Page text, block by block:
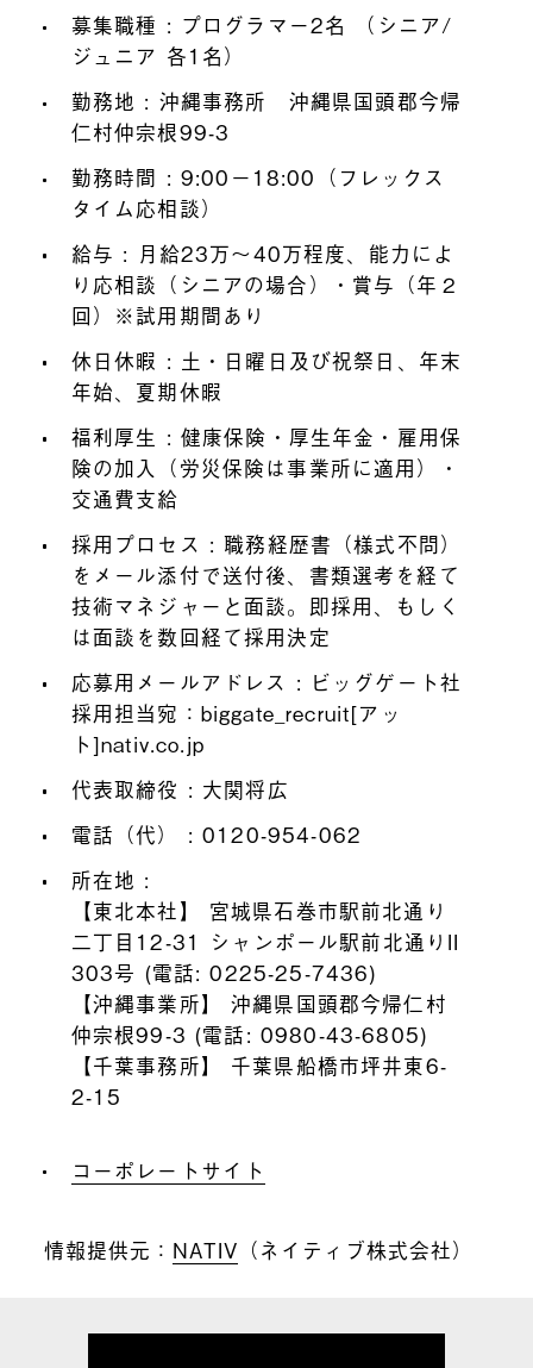
募集職種 : プログラマー2名 （シニア/
ジュニア 各1名）
勤務地 : 沖縄事務所 沖縄県国頭郡今帰
仁村仲宗根99-3
勤務時間 : 9:00−18:00（フレックス
タイム応相談）
給与 : 月給23万〜40万程度、能力によ
り応相談（シニアの場合）・賞与（年２
回）※試用期間あり
休日休暇 : 土・日曜日及び祝祭日、年末
年始、夏期休暇
福利厚生 : 健康保険・厚生年金・雇用保
険の加入（労災保険は事業所に適用）・
交通費支給
採用プロセス : 職務経歴書（様式不問）
をメール添付で送付後、書類選考を経て
技術マネジャーと面談。即採用、もしく
は面談を数回経て採用決定
応募用メールアドレス : ビッグゲート社
採用担当宛：biggate_recruit[アッ
ト]nativ.co.jp
代表取締役 : 大関将広
電話（代） : 0120-954-062
所在地 :
【東北本社】 宮城県石巻市駅前北通り
二丁目12-31 シャンポール駅前北通りII
303号 (電話: 0225-25-7436)
【沖縄事業所】 沖縄県国頭郡今帰仁村
仲宗根99-3 (電話: 0980-43-6805)
【千葉事務所】 千葉県船橋市坪井東6-
2-15
コーポレートサイト
情報提供元： NATIV （ネイティブ株式会社）